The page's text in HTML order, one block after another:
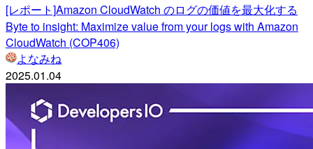
[レポート]Amazon CloudWatch のログの価値を最大化する
Byte to insight: Maximize value from your logs with Amazon
CloudWatch (COP406)
よなみね
2025.01.04